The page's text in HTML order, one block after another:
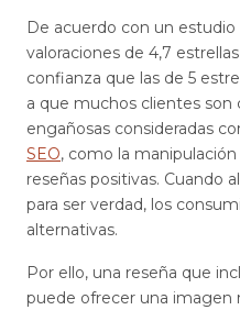
De acuerdo con un
valoraciones de 4,7
confianza que las de 5
a que muchos clientes son
engañosas consideradas
SEO, como la
reseñas positivas. Cuando
para ser verdad, los
alternativas.
Por ello, una reseña que
puede ofrecer una imagen